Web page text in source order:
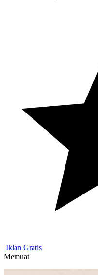
Iklan Gratis
Memuat